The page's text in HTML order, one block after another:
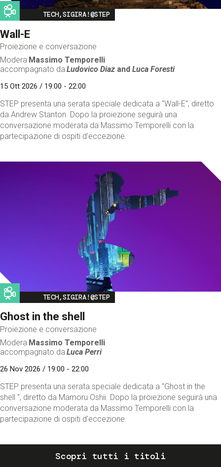
Image
TECH,SIGIRA!@STEP
Wall-E
Proiezione e conversazione
Modera Massimo Temporelli
accompagnato da Ludovico Diaz andLuca Foresti
15 Ott 2026 / 19:00 - 22:00
STEP presenta una serata speciale dedicata a "Wall-E", diretto
da Andrew Stanton. Dopo la proiezione seguirà una
conversazione moderata da Massimo Temporelli con la
partecipazione di ospiti d'eccezione.
Image
TECH,SIGIRA!@STEP
Ghost in the shell
Proiezione e conversazione
Modera Massimo Temporelli
accompagnato da Luca Perri
26 Nov 2026 / 19:00 - 22:00
STEP presenta una serata speciale dedicata a "Ghost in the
shell ", diretto da Mamoru Oshii. Dopo la proiezione seguirà una
conversazione moderata da Massimo Temporelli con la
partecipazione di ospiti d'eccezione.
Scopri tutti i titoli